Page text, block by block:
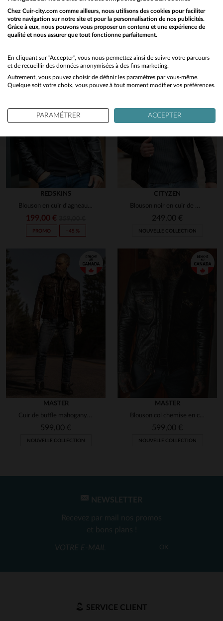
3étoiles
0
2étoiles
0
1 étoile 0
1
Découvrez ces produits similaires sélectionnés pour vous
REDSKINS
Blouson en cuir d'agneau noir, sobre et intemporel, signé Redskins.
199,00 €
PROMO −45 %
CITYZEN
Blouson noir en cuir de mouton, coupe slim, élégance urbaine et sobre.
249,00 €
NOUVELLE COLLECTION
MASTER
Cuir de buffle mahogany, teinte rustique qui patine avec le temps.
599,00 €
NOUVELLE COLLECTION
MASTER
Blouson col chemise en cuir noir vieilli
599,00 €
NOUVELLE COLLECTION
NEWSLETTER
Recevez par mail nos promos
et bons plans !
OK
SERVICE CLIENT
Would you like to be redirected to our English site?
No
Yes
Chez Cuir-city.com comme ailleurs, nous utilisons des cookies pour faciliter
votre navigation sur notre site et pour la personnalisation de nos publicités.
Grâce à eux, nous pouvons vous proposer un contenu et une expérience de
qualité et nous assurer que tout fonctionne parfaitement.
En cliquant sur "Accepter", vous nous permettez ainsi de suivre votre parcours
et de recueillir des données anonymisées à des fins marketing.
Autrement, vous pouvez choisir de définir les paramètres par vous-même.
Quelque soit votre choix, vous pouvez à tout moment modifier vos préférences.
PARAMÉTRER ACCEPTER